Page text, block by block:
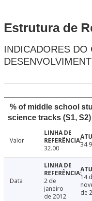
Estrutura de
INDICADORES DO
% of middle school
science tracks (S1,
Valor
32.00
Data
2 de
janeiro
de 2012
14
de